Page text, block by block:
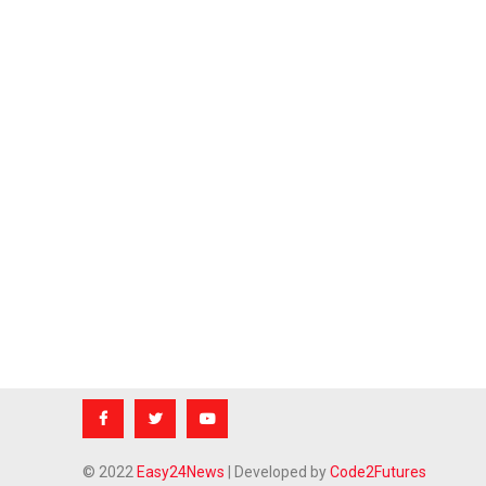
© 2022 Easy24News | Developed byCode2Futures